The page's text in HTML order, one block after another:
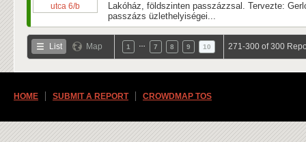
Lakóház, földszinten passzázzsal. Tervezte:
passzázs üzlethelyiségei...
List Map 1 7 8 9 10 271-300 of 300
HOME SUBMIT A REPORT CROWDMAP TOS